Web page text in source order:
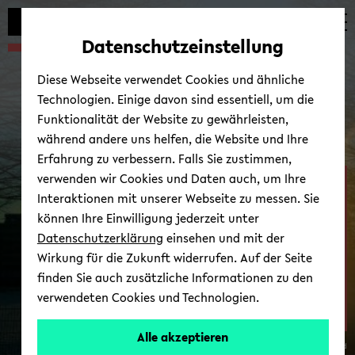
Automatische
vermeiden
zum
wechseln
zum
wechseln
zum
wechseln
Fa­kul­tät für Ge­sund­heits­
wis­sen­schaf­ten
AG
© Uni­ver­si­tät Bie­le­feld
Datenschutzeinstellung
Diese Webseite verwendet Cookies und ähnliche
Technologien. Einige davon sind essentiell, um die
Funktionalität der Website zu gewährleisten,
während andere uns helfen, die Website und Ihre
Erfahrung zu verbessern. Falls Sie zustimmen,
verwenden wir Cookies und Daten auch, um Ihre
Interaktionen mit unserer Webseite zu messen. Sie
können Ihre Einwilligung jederzeit unter
Datenschutzerklärung einsehen und mit der
Wirkung für die Zukunft widerrufen. Auf der Seite
finden Sie auch zusätzliche Informationen zu den
verwendeten Cookies und Technologien.
Alle akzeptieren